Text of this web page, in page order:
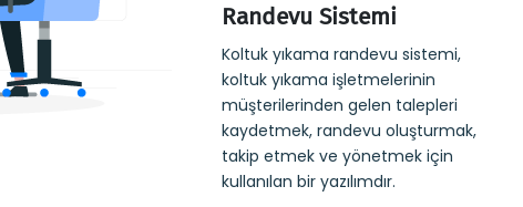
Randevu Sistemi
Koltuk yıkama randevu sistemi,
koltuk yıkama işletmelerinin
müşterilerinden gelen talepleri
kaydetmek, randevu oluşturmak,
takip etmek ve yönetmek için
kullanılan bir yazılımdır.